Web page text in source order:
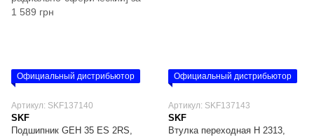
Официальный дистрибьютор
Артикул: SKF137140
SKF
Подшипник GEH 35 ES 2RS,
Официальный дистрибьютор
Артикул: SKF137143
SKF
Втулка переходная H 2313,